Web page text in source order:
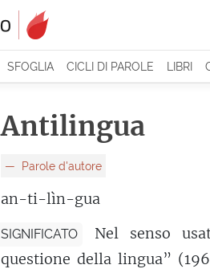
SFOGLIA CICLI DI PAROLE LIBRI
Antilingua
Parole d'autore
an-ti-lìn-gua
SIGNIFICATO
Nel senso
questione della lingua”